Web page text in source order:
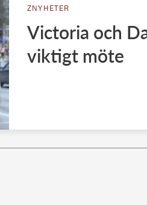
ZNYHETER
Victoria och
viktigt möte